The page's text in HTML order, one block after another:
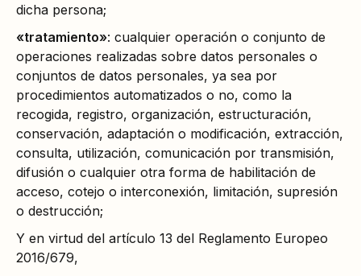
dicha persona;
«tratamiento»: cualquier operación o conjunto de
operaciones realizadas sobre datos personales o
conjuntos de datos personales, ya sea por
procedimientos automatizados o no, como la
recogida, registro, organización, estructuración,
conservación, adaptación o modificación, extracción,
consulta, utilización, comunicación por transmisión,
difusión o cualquier otra forma de habilitación de
acceso, cotejo o interconexión, limitación, supresión
o destrucción;
Y en virtud del artículo 13 del Reglamento Europeo
2016/679,